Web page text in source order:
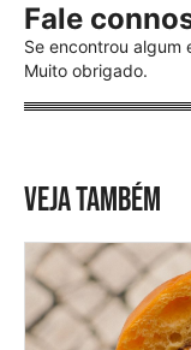
Fale
Se encontrou algum
Muito obrigado.
VEJA TAMBÉM